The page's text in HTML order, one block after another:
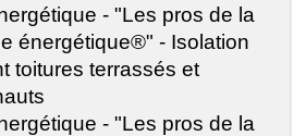
- "Les pros de la
énergétique®" - Isolation
toitures terrassés et
- "Les pros de la